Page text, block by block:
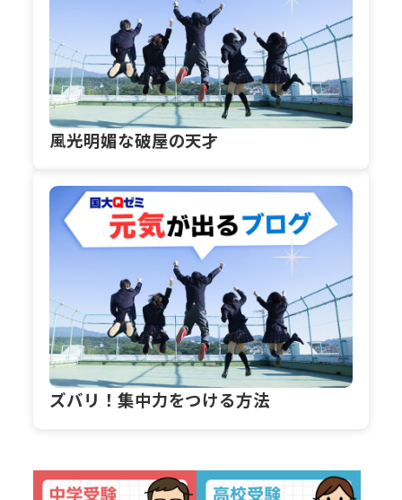
風光明媚な破屋の天才
ズバリ！集中力をつける方法